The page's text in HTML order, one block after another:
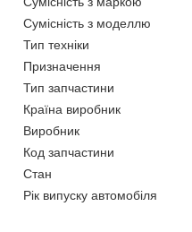
Сумісність з моделлю
Тип техніки
Призначення
Тип запчастини
Країна виробник
Виробник
Код запчастини
Стан
Рік випуску автомобіля